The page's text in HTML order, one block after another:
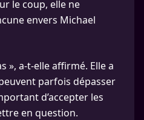
le coup, elle ne
envers Michael
», a-t-elle affirmé. Elle a
parfois dépasser
d’accepter les
en question.